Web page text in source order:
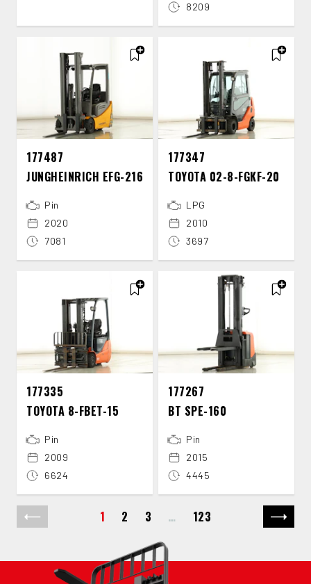
8209
177487
JUNGHEINRICH EFG-​216
Pin
2020
7081
177347
TOYOTA 02-​8-​FGKF-​20
LPG
2010
3697
177335
TOYOTA 8-​FBET-​15
Pin
2009
6624
177267
BT SPE-​160
Pin
2015
4445
1 2 3 … 123 Next